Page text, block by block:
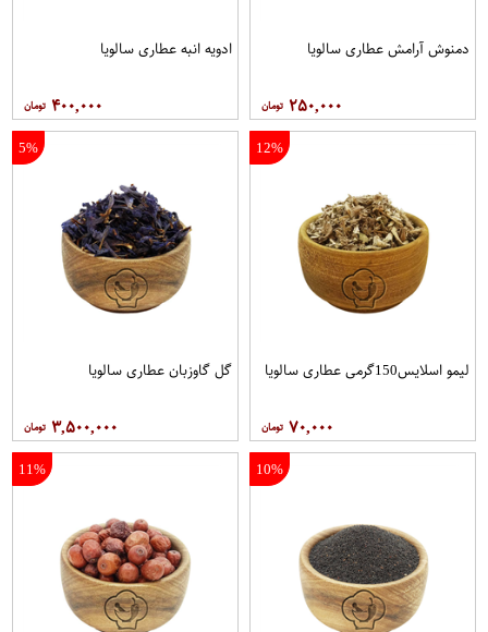
دمنوش آرامش عطاری سالویا
۲۵۰,۰۰۰
ادویه انبه عطاری سالویا
۴۰۰,۰۰۰
12%
لیمو اسلایس150گرمی عطاری سالویا
۷۰,۰۰۰
5%
گل گاوزبان عطاری سالویا
۳,۵۰۰,۰۰۰
10%
11%